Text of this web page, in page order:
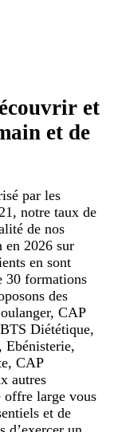
et
et de
par les
notre taux de
de nos
en 2026 sur
en sont
30 formations
des
CAP
Diététique,
CAP
autres
offre large vous
et de